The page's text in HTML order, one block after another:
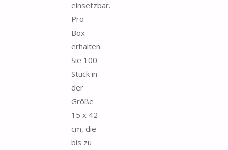
einsetzbar.
Pro
Box
erhalten
Sie 100
Stück in
der
Größe
15 x 42
cm, die
bis zu